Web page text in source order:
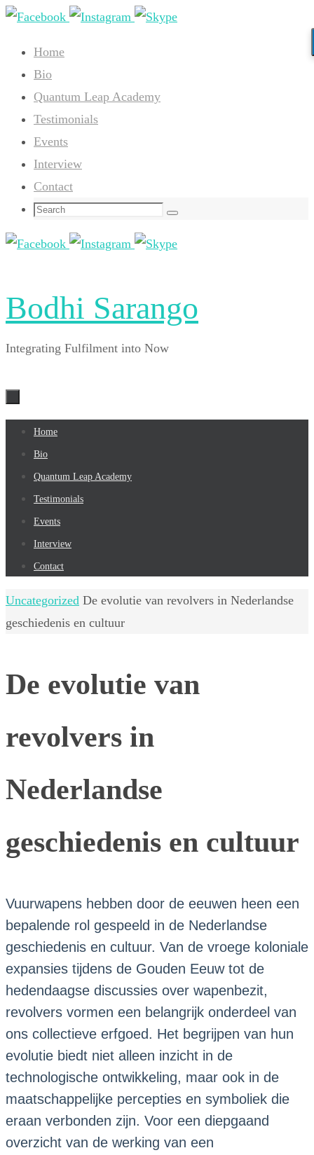
Skip
content
Home
Bio
Quantum Leap Academy
Testimonials
Events
Interview
Contact
Search
Search
Bodhi Sarango
Integrating Fulfilment into Now
Skip
content
Home
Bio
Quantum Leap Academy
Testimonials
Events
Interview
Contact
Home
Uncategorized De evolutie van revolvers in Nederlandse
geschiedenis en cultuur
De evolutie van
revolvers in
Nederlandse
geschiedenis en cultuur
Vuurwapens hebben door de eeuwen heen een
bepalende rol gespeeld in de Nederlandse
geschiedenis en cultuur. Van de vroege koloniale
expansies tijdens de Gouden Eeuw tot de
hedendaagse discussies over wapenbezit,
revolvers vormen een belangrijk onderdeel van
ons collectieve erfgoed. Het begrijpen van hun
evolutie biedt niet alleen inzicht in de
technologische ontwikkeling, maar ook in de
maatschappelijke percepties en symboliek die
eraan verbonden zijn. Voor een diepgaand
overzicht van de werking van een